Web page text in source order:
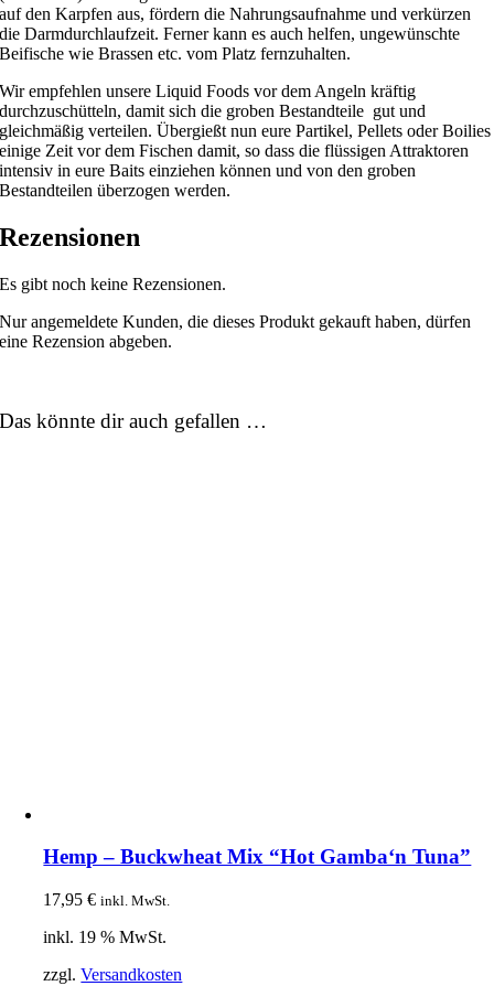
auf den Karpfen aus, fördern die Nahrungsaufnahme und verkürzen
die Darmdurchlaufzeit. Ferner kann es auch helfen, ungewünschte
Beifische wie Brassen etc. vom Platz fernzuhalten.
Wir empfehlen unsere Liquid Foods vor dem Angeln kräftig
durchzuschütteln, damit sich die groben Bestandteile gut und
gleichmäßig verteilen. Übergießt nun eure Partikel, Pellets oder Boilies
einige Zeit vor dem Fischen damit, so dass die flüssigen Attraktoren
intensiv in eure Baits einziehen können und von den groben
Bestandteilen überzogen werden.
Rezensionen
Es gibt noch keine Rezensionen.
Nur angemeldete Kunden, die dieses Produkt gekauft haben, dürfen
eine Rezension abgeben.
Das könnte dir auch gefallen …
Hemp – Buckwheat Mix “Hot Gamba‘n Tuna”
17,95€ inkl. MwSt.
inkl. 19 % MwSt.
zzgl.Versandkosten